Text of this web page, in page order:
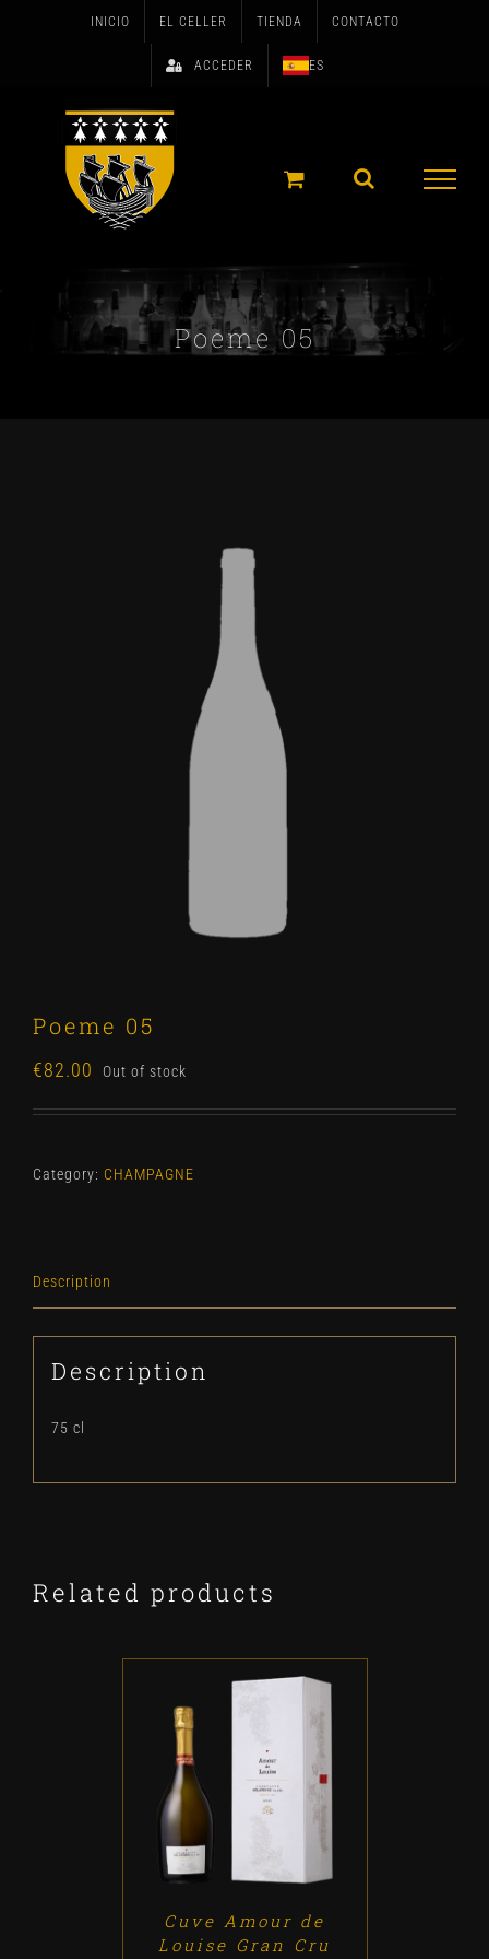
INICIO EL CELLER TIENDA CONTACTO
ACCEDER ES
Poeme 05
Poeme 05
€82.00 Out of stock
Category: CHAMPAGNE
Description
Description
75 cl
Related products
ADD TO CART / DETALLES
Cuve Amour de
Louise Gran Cru